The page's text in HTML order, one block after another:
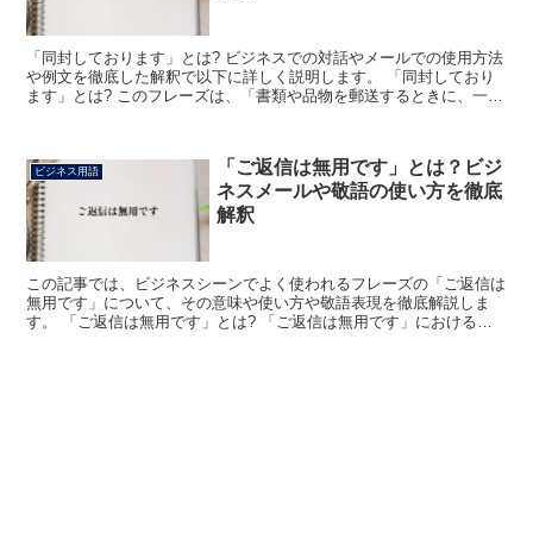
「同封しております」とは? ビジネスでの対話やメールでの使用方法
や例文を徹底した解釈で以下に詳しく説明します。 「同封しており
ます」とは? このフレーズは、「書類や品物を郵送するときに、一緒
ビジネス用語
「ご返信は無用です」とは？ビジ
ネスメールや敬語の使い方を徹底
解釈
この記事では、ビジネスシーンでよく使われるフレーズの「ご返信は
無用です」について、その意味や使い方や敬語表現を徹底解説しま
す。 「ご返信は無用です」とは? 「ご返信は無用です」における